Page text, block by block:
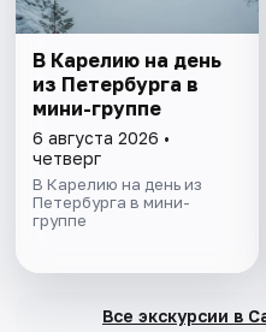
В Карелию на день
из Петербурга в
мини-группе
6 августа 2026 •
четверг
В Карелию на день из
Петербурга в мини-
группе
Все экскурсии в